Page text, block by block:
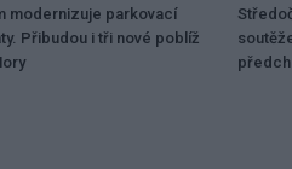
modernizuje parkovací
Přibudou i tři nové poblíž